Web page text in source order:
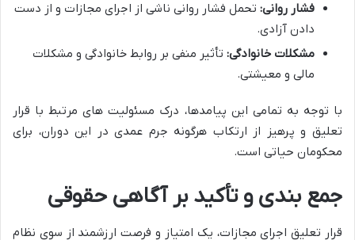
فشار روانی: تحمل فشار روانی ناشی از اجرای مجازات و از دست
دادن آزادی.
مشکلات خانوادگی: تأثیر منفی بر روابط خانوادگی و مشکلات
مالی و معیشتی.
با توجه به تمامی این پیامدها، درک مسئولیت های مرتبط با قرار
تعلیق و پرهیز از ارتکاب هرگونه جرم عمدی در این دوران، برای
محکومان حیاتی است.
جمع بندی و تأکید بر آگاهی حقوقی
قرار تعلیق اجرای مجازات، یک امتیاز و فرصت ارزشمند از سوی نظام